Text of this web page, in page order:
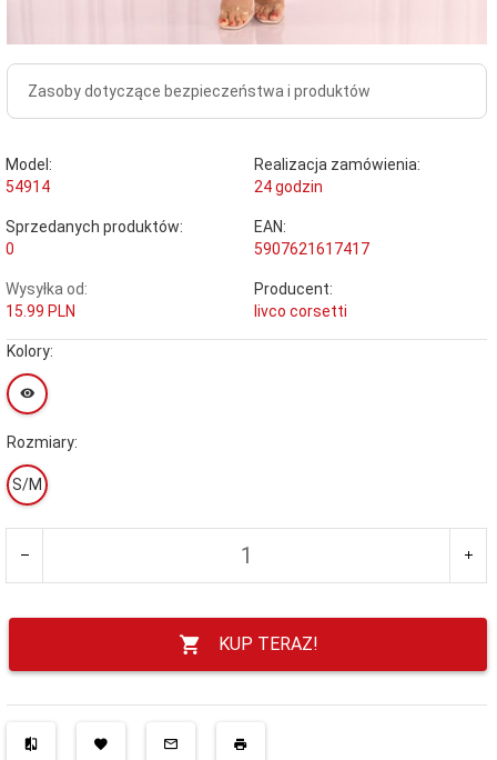
Zasoby dotyczące bezpieczeństwa i produktów
Model:
54914
Realizacja zamówienia:
24 godzin
Sprzedanych produktów:
0
EAN:
5907621617417
Wysyłka od:
15.99 PLN
Producent:
livco corsetti
Kolory:
Rozmiary:
S/M
KUP TERAZ!